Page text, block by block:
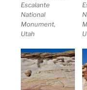
Escalante
National
Monument,
Utah